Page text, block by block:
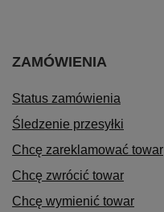
ZAMÓWIENIA
Status zamówienia
Śledzenie przesyłki
Chcę zareklamować towar
Chcę zwrócić towar
Chcę wymienić towar